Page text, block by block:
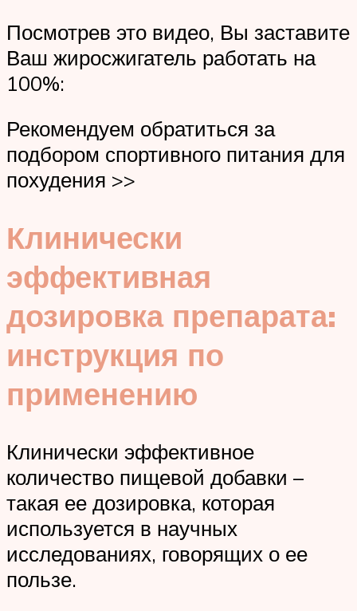
Посмотрев это видео, Вы заставите
Ваш жиросжигатель работать на
100%:
Рекомендуем обратиться за
подбором спортивного питания для
похудения >>
Клинически
эффективная
дозировка препарата:
инструкция по
применению
Клинически эффективное
количество пищевой добавки –
такая ее дозировка, которая
используется в научных
исследованиях, говорящих о ее
пользе.